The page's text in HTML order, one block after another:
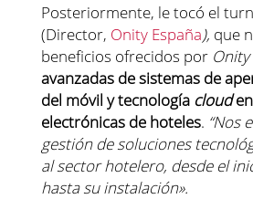
Posteriormente, le tocó el
(Director, Onity España), que
beneficios ofrecidos por Onity
avanzadas de sistemas de
del móvil y tecnología cloud
electrónicas de hoteles. “Nos
gestión de soluciones
al sector hotelero, desde el
hasta su instalación».